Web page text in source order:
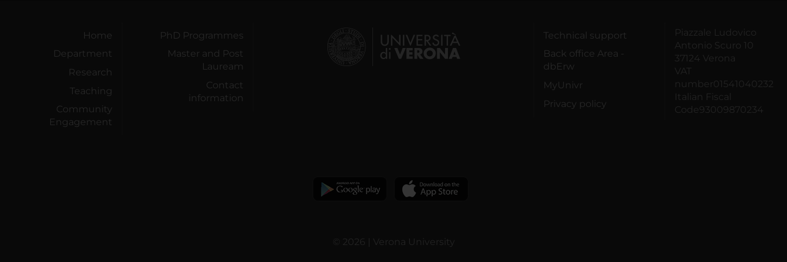
Home
Department
Research
Teaching
Community
Engagement
PhD Programmes
Master and Post
Lauream
Contact
information
Technical support
Back office Area -
dbErw
MyUnivr
Privacy policy
Piazzale Ludovico
Antonio Scuro 10
37124 Verona
VAT
number01541040232
Italian Fiscal
Code93009870234
© 2026 | Verona University